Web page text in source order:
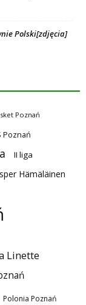
Polski[zdjęcia]
Poznań
Poznań
II liga
Hämäläinen
Linette
Polonia Poznań